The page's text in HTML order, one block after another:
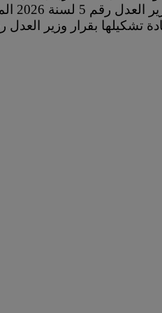
بقرار وزير العدل رقم 10 لسنة